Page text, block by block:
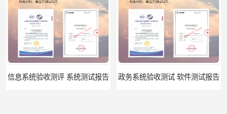
信息系统验收测评 系统测试报告 政务系统验收测试 软件测试报告